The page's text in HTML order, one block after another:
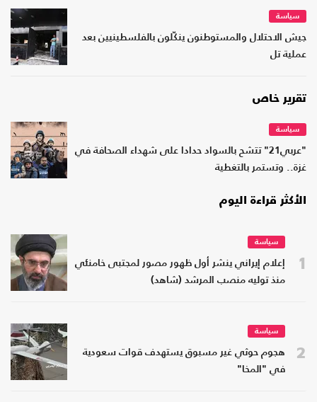
سياسة
جيش الاحتلال والمستوطنون ينكّلون بالفلسطينيين بعد
عملية تل
تقرير خاص
سياسة
"عربي21" تتشح بالسواد حدادا على شهداء الصحافة في
غزة.. وتستمر بالتغطية
الأكثر قراءة اليوم
1
سياسة
إعلام إيراني ينشر أول ظهور مصور لمجتبى خامنئي
منذ توليه منصب المرشد (شاهد)
2
سياسة
هجوم حوثي غير مسبوق يستهدف قوات سعودية
في "المخا"